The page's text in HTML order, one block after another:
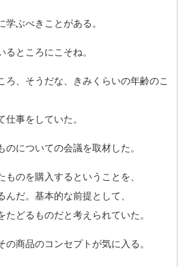
ぶべきことがある。
ところにこそね。
ろ、そうだな、きみくらいの年齢のこ
事をしていた。
についての会議を取材した。
のを購入するということを、
だ。基本的な前提として、
どるものだと考えられていた。
の商品のコンセプトが気に入る。